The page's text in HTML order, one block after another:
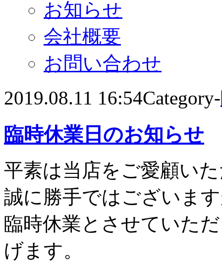
お知らせ
会社概要
お問い合わせ
2019.08.11 16:54Category-
臨時休業日のお知らせ
平素は当店をご愛顧い
誠に勝手ではございま
臨時休業とさせていた
げます。